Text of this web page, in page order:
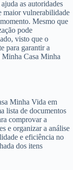
as autoridades
maior vulnerabilidade
Mesmo que
pode
visto que o
para garantir a
Minha Casa Minha
Minha Vida em
lista de documentos
comprovar a
e organizar a análise
e eficiência no
dos itens